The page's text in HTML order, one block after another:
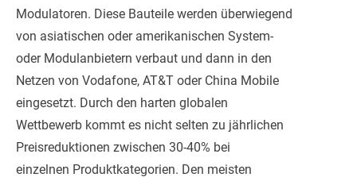
Modulatoren. Diese Bauteile werden überwiegend
von asiatischen oder amerikanischen System-
oder Modulanbietern verbaut und dann in den
Netzen von Vodafone, AT&T oder China Mobile
eingesetzt. Durch den harten globalen
Wettbewerb kommt es nicht selten zu jährlichen
Preisreduktionen zwischen 30-40% bei
einzelnen Produktkategorien. Den meisten